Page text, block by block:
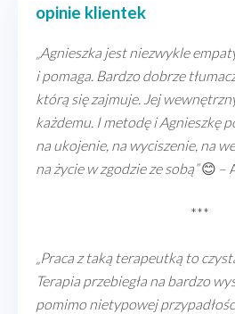
opinie klientek
„Agnieszka jest niezwykle
i pomaga. Bardzo dobrze
którą się zajmuje. Jej
każdemu. I metodę i Agnieszkę
na ukojenie, na wyciszenie, na
na życie w zgodzie ze sobą”😊 –
***
„Praca z taką terapeutką to
Terapia przebiegła na bardzo
pomimo nietypowej